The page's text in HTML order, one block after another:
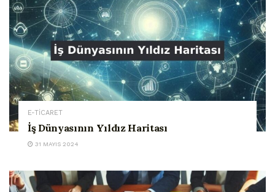
E-TİCARET
İş Dünyasının Yıldız Haritası
31 MAYIS 2024